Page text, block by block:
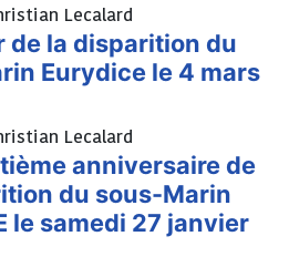
Lecalard
de la disparition du
Eurydice le 4 mars
Lecalard
anniversaire de
du sous-Marin
le samedi 27 janvier